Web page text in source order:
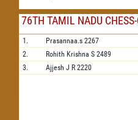
76TH TAMIL NADU
1. Prasannaa.s 2267
2.
Rohith Krishna S 2489
3.
Ajjesh J R 2220